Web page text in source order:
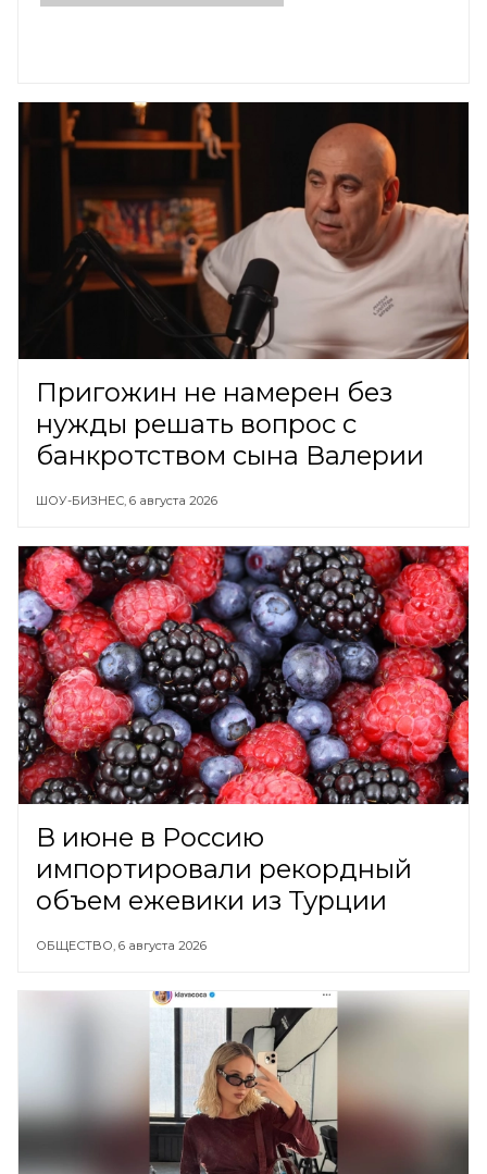
Пригожин не намерен без
нужды решать вопрос с
банкротством сына Валерии
ШОУ-БИЗНЕС, 6 августа 2026
В июне в Россию
импортировали рекордный
объем ежевики из Турции
ОБЩЕСТВО, 6 августа 2026